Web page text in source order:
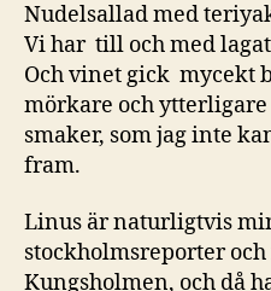
Nudelsallad med
Vi har till och med
Och vinet gick mycekt
mörkare och
smaker, som jag inte
fram.
Linus är naturligtvis
stockholmsreporter
Kungsholmen, och då